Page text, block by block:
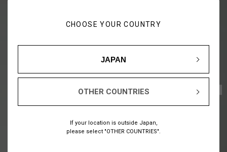
CHOOSE YOUR COUNTRY
JAPAN
OTHER COUNTRIES
If your location is outside Japan,
please select "OTHER COUNTRIES".